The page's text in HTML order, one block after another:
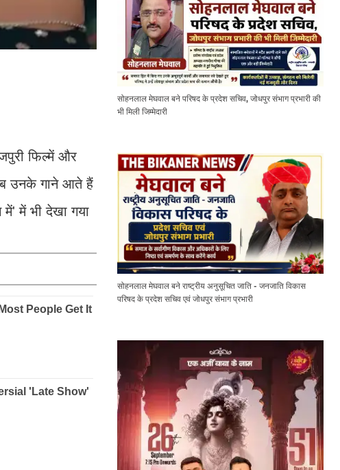
फिल्में और
उनके गाने आते हैं
में भी देखा गया
सोहनलाल मेघवाल बने परिषद के प्रदेश सचिव, जोधपुर संभाग प्रभारी की
भी मिली जिम्मेदारी
सोहनलाल मेघवाल बने राष्ट्रीय अनुसूचित जाति - जनजाति विकास
परिषद के प्रदेश सचिव एवं जोधपुर संभाग प्रभारी